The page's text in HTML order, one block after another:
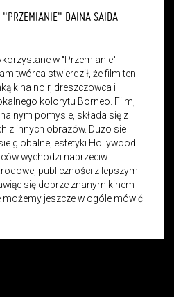
"PRZEMIANIE" DAINA SAIDA
w "Przemianie"
twórca stwierdził, że film ten
kina noir, dreszczowca i
kolorytu Borneo. Film,
pomysle, składa się z
z innych obrazów. Duzo sie
globalnej estetyki Hollywood i
wychodzi naprzeciw
publiczności z lepszym
się dobrze znanym kinem
możemy jeszcze w ogóle mówić